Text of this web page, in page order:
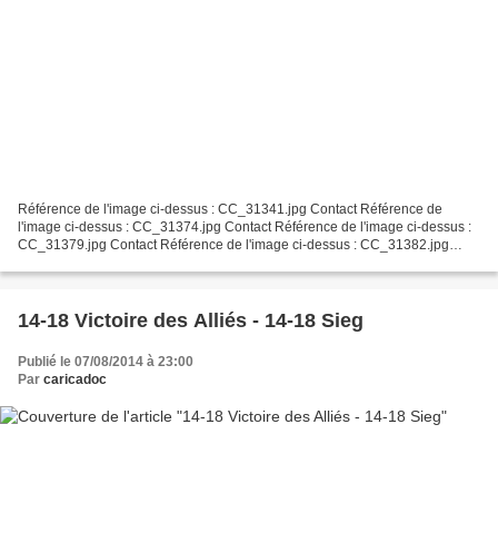
Référence de l'image ci-dessus : CC_31341.jpg Contact Référence de
l'image ci-dessus : CC_31374.jpg Contact Référence de l'image ci-dessus :
CC_31379.jpg Contact Référence de l'image ci-dessus : CC_31382.jpg
14-18 Victoire des Alliés - 14-18 Sieg
Publié le 07/08/2014 à 23:00
Par caricadoc